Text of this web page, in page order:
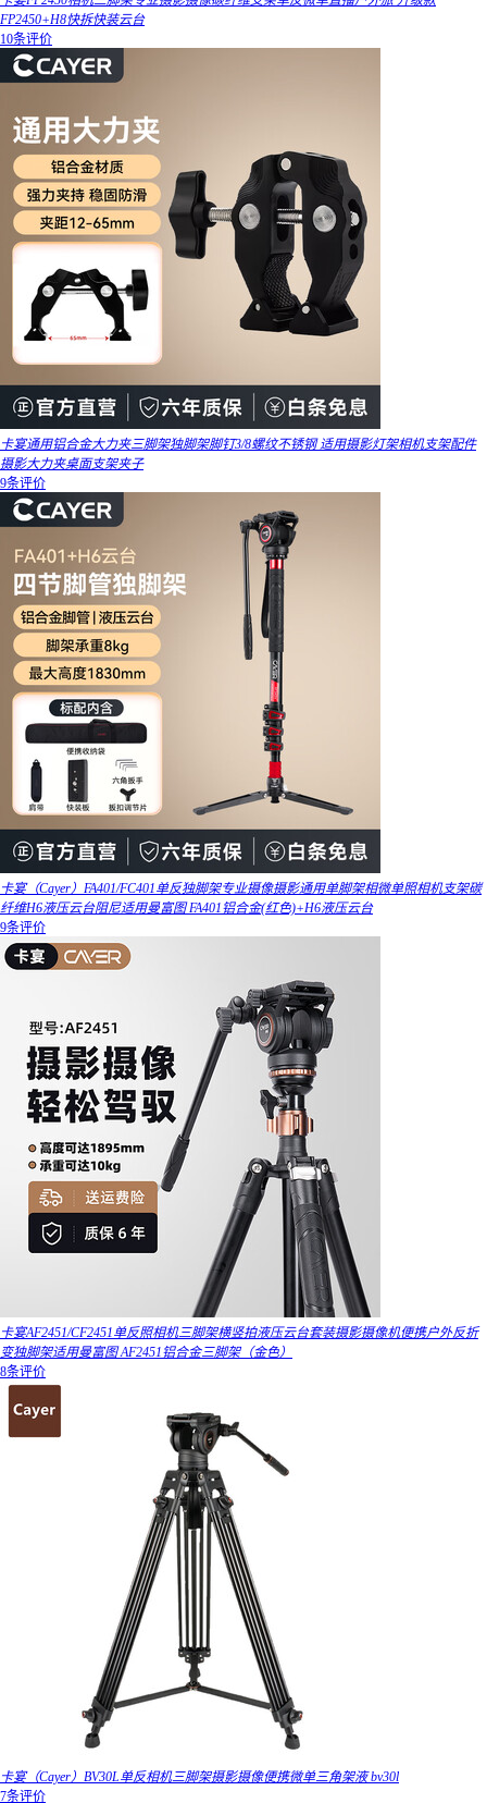
FP2450+H8快拆快装云台
10条评价
卡宴通用铝合金大力夹三脚架独脚架脚钉3/8螺纹不锈钢 适用摄影灯架相机支架配件
摄影大力夹桌面支架夹子
9条评价
卡宴（Cayer）FA401/FC401单反独脚架专业摄像摄影通用单脚架相微单照相机支架碳
纤维H6液压云台阻尼适用曼富图 FA401铝合金(红色)+H6液压云台
9条评价
卡宴AF2451/CF2451单反照相机三脚架横竖拍液压云台套装摄影摄像机便携户外反折
变独脚架适用曼富图 AF2451铝合金三脚架（金色）
8条评价
卡宴（Cayer）BV30L单反相机三脚架摄影摄像便携微单三角架液 bv30l
7条评价